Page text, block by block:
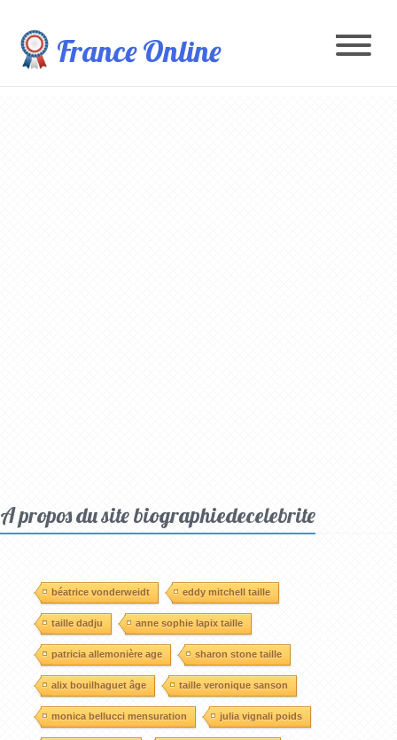
France Online
A propos du site biographiedecelebrite
béatrice vonderweidt eddy mitchell taille
taille dadju anne sophie lapix taille
patricia allemonière age sharon stone taille
alix bouilhaguet âge taille veronique sanson
monica bellucci mensuration julia vignali poids